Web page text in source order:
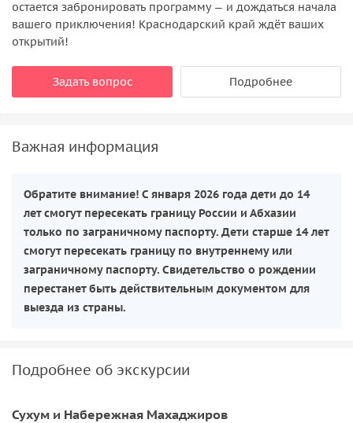
остается забронировать программу — и дождаться начала
вашего приключения! Краснодарский край ждёт ваших
открытий!
Задать вопрос Подробнее
Важная информация
Обратите внимание! С января 2026 года дети до 14
лет смогут пересекать границу России и Абхазии
только по заграничному паспорту. Дети старше 14 лет
смогут пересекать границу по внутреннему или
заграничному паспорту. Свидетельство о рождении
перестанет быть действительным документом для
выезда из страны.
Подробнее об экскурсии
Сухум и Набережная Махаджиров